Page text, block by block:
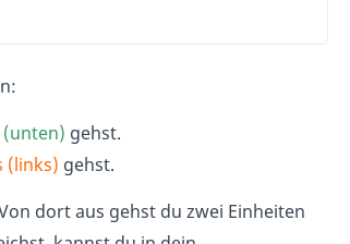
gehst.
(links) gehst.
dort aus gehst du zwei Einheiten